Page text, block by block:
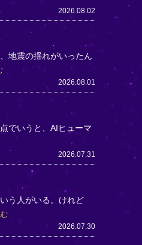
2026.08.02
地震の揺れがいったん
2026.08.01
でいうと、AIヒューマ
2026.07.31
う人がいる。けれど
2026.07.30